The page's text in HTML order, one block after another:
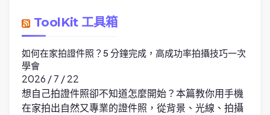
ToolKit 工具箱
如何在家拍證件照？5 分鐘完成，高成功率拍攝技巧一次
學會
2026 / 7 / 22
想自己拍證件照卻不知道怎麼開始？本篇教你用手機
在家拍出自然又專業的證件照，從背景、光線、拍攝